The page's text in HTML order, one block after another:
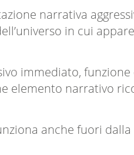
narrativa
in cui
immediato, funzione
elemento narrativo
anche fuori